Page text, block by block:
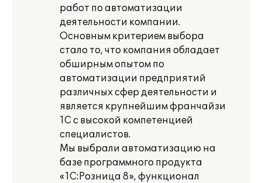
работ по автоматизации
деятельности компании.
Основным критерием выбора
стало то, что компания обладает
обширным опытом по
автоматизации предприятий
различных сфер деятельности и
является крупнейшим франчайзи
1С с высокой компетенцией
специалистов.
Мы выбрали автоматизацию на
базе программного продукта
«1С:Розница 8», функционал